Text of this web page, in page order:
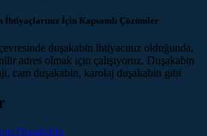
İhtiyaçlarınız İçin Kapsamlı Çözümler
duşakabin ihtiyacınız olduğunda,
adres olmak için çalışıyoruz. Duşakabin
cam duşakabin, karolaj duşakabin gibi